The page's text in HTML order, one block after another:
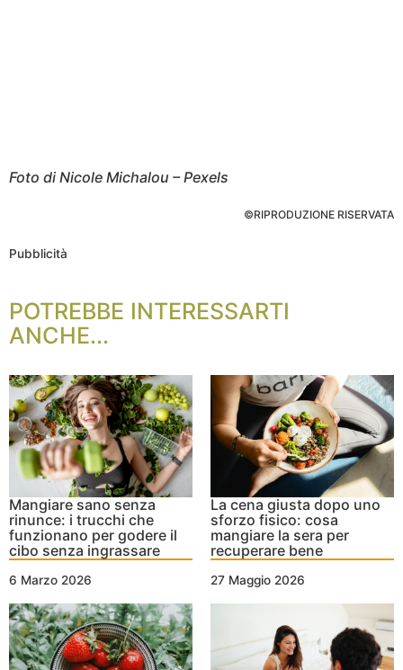
Foto di Nicole Michalou – Pexels
©RIPRODUZIONE RISERVATA
Pubblicità
POTREBBE INTERESSARTI
ANCHE...
Mangiare sano senza
rinunce: i trucchi che
funzionano per godere il
cibo senza ingrassare
6 Marzo 2026
La cena giusta dopo uno
sforzo fisico: cosa
mangiare la sera per
recuperare bene
27 Maggio 2026